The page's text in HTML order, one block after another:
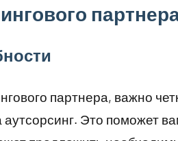
партнера, важно
Это поможет